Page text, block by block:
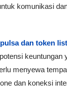
komunikasi
dan token
keuntungan
menyewa
dan koneksi